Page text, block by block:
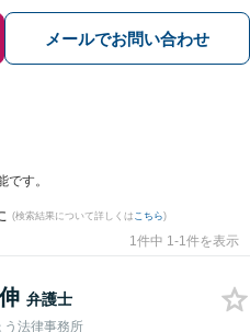
メールでお問い合わせ
す。
(検索結果について詳しくは こちら)
1件中 1-1件を表示
弁護士
う法律事務所